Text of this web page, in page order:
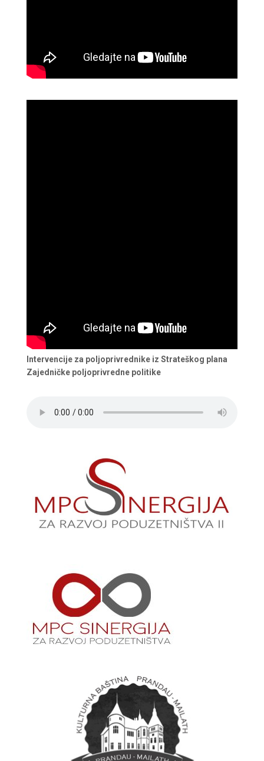
Intervencije za poljoprivrednike iz Strateškog plana
Zajedničke poljoprivredne politike